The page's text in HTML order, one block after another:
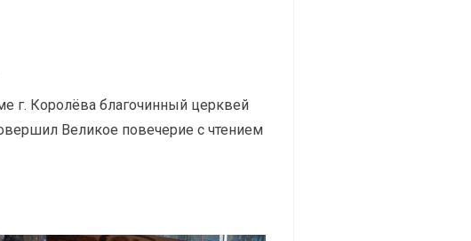
г. Королёва благочинный церквей
Великое повечерие с чтением